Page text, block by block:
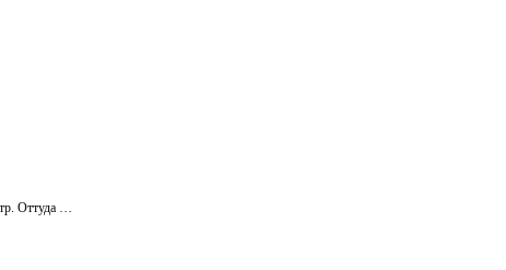
Оттуда …